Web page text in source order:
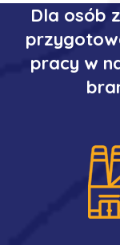
Dla osób
pracy w